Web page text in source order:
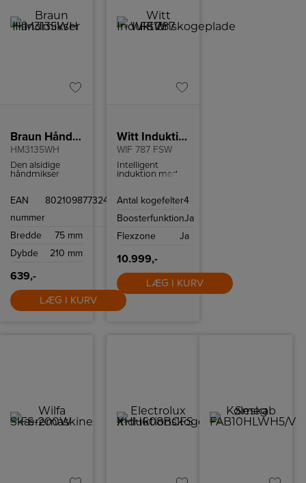
Braun Håndmikser
HM3135WH
Den alsidige
håndmikser
komfort og
som gør det
at bage.
EAN
nummer
8021098773241
Bredde
75 mm
Dybde
210 mm
639,-
LÆG I KURV
Witt Induktionskogeplade
WIF 787 FSW
Intelligent
induktion med
78 cm bred,
glaskant og hvidt
Antal kogefelter4
BoosterfunktionJa
Flexzone
Ja
10.999,-
LÆG I KURV